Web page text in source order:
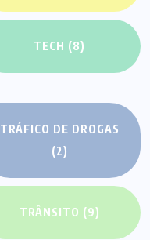
TECH (8)
TRÁFICO DE DROGAS
(2)
TRÂNSITO (9)